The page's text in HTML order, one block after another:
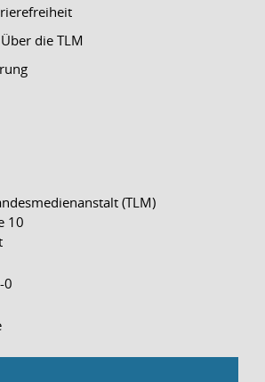
die TLM
(TLM)
10
0